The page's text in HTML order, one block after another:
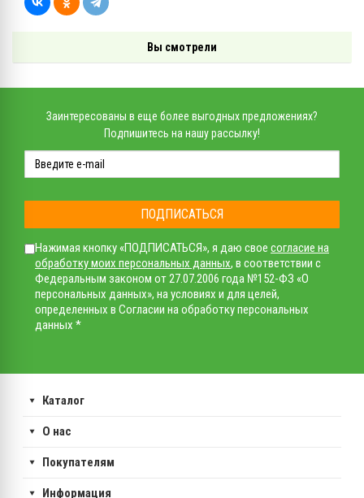
Вы смотрели
Заинтересованы в еще более выгодных предложениях?
Подпишитесь на нашу рассылку!
ПОДПИСАТЬСЯ
Нажимая кнопку «ПОДПИСАТЬСЯ», я даю свое согласие на
обработку моих персональных данных, в соответствии с
Федеральным законом от 27.07.2006 года №152-ФЗ «О
персональных данных», на условиях и для целей,
определенных в Согласии на обработку персональных
данных *
Каталог
О нас
Покупателям
Информация